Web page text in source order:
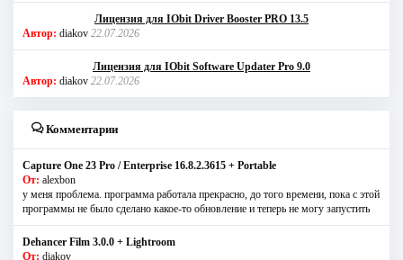
Лицензия для IObit Driver Booster PRO 13.5
Автор: diakov 22.07.2026
Лицензия для IObit Software Updater Pro 9.0
Автор: diakov 22.07.2026
Комментарии
Capture One 23 Pro / Enterprise 16.8.2.3615 + Portable
От: alexbon
у меня проблема. программа работала прекрасно, до того времени, пока с этой
программы не было сделано какое-то обновление и теперь не могу запустить
Dehancer Film 3.0.0 + Lightroom
От: diakov